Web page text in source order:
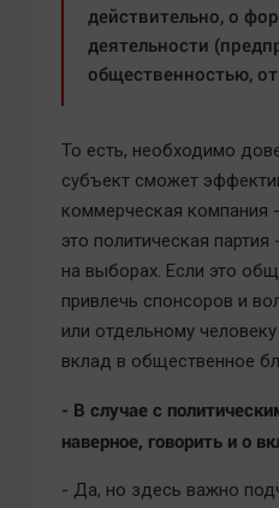
действительно, о
деятельности
общественностью,
То есть, необходимо
субъект сможет
коммерческая компания
это политическая
на выборах. Если это
привлечь спонсоров и
или отдельному
вклад в общественное
- В случае с
наверное, говорить и о
- Да, но здесь важно